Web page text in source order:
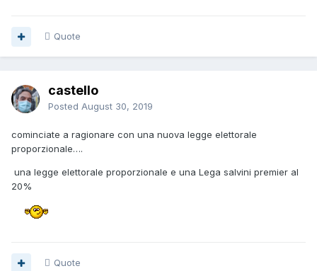
Quote
castello
Posted August 30, 2019
cominciate a ragionare con una nuova legge elettorale
proporzionale….
una legge elettorale proporzionale e una Lega salvini premier al
20%
Quote